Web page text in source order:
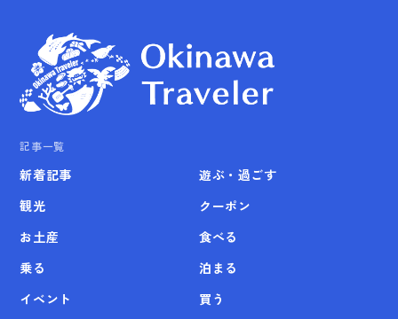
記事一覧
新着記事
観光
お土産
乗る
イベント
遊ぶ・過ごす
クーポン
食べる
泊まる
買う